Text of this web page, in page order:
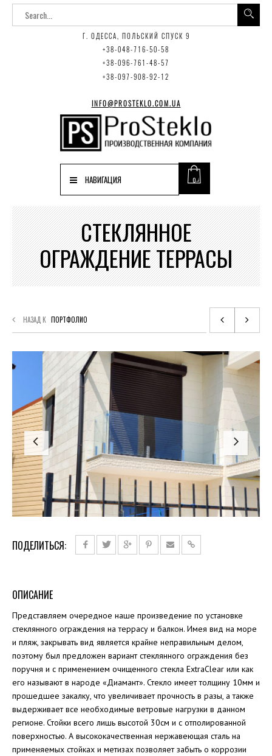
Г. ОДЕССА, ПОЛЬСКИЙ СПУСК 9
+38-048-716-50-58
+38-096-761-48-57
+38-097-908-92-12
INFO@PROSTEKLO.COM.UA
0
НАВИГАЦИЯ
СТЕКЛЯННОЕ
ОГРАЖДЕНИЕ ТЕРРАСЫ
НАЗАД К ПОРТФОЛИО
ПОДЕЛИТЬСЯ:
ОПИСАНИЕ
Представляем очередное наше произведение по установке
стеклянного ограждения на террасу и балкон. Имея вид на море
и пляж, закрывать вид является крайне неправильным делом,
поэтому был предложен вариант стеклянного ограждения без
поручня и с применением очищенного стекла ExtraClear или как
его называют в народе «Диамант». Стекло имеет толщину 10мм и
прошедшее закалку, что увеличивает прочность в разы, а также
выдерживает все необходимые ветровые нагрузки в данном
регионе. Стойки всего лишь высотой 30см и с отполированной
поверхностью. А высококачественная нержавеющая сталь на
применяемых стойках и метизах позволяет забыть о коррозии